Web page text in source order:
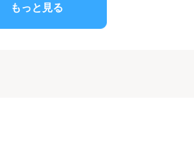
もっと見る